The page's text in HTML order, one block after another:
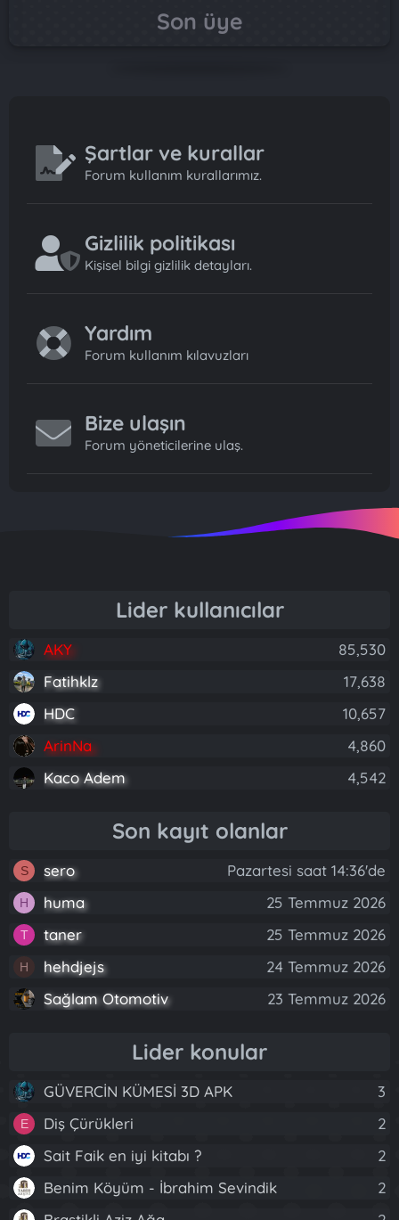
Son üye
Şartlar ve kurallar
Forum kullanım kurallarımız.
Gizlilik politikası
Kişisel bilgi gizlilik detayları.
Yardım
Forum kullanım kılavuzları
Bize ulaşın
Forum yöneticilerine ulaş.
Lider kullanıcılar
AKY
85,530
Fatihklz
17,638
HDC
10,657
ArinNa
4,860
Kaco Adem
4,542
Son kayıt olanlar
S sero Pazartesi saat 14:36'de
H huma 25 Temmuz 2026
T taner 25 Temmuz 2026
H hehdjejs
24 Temmuz 2026
Sağlam Otomotiv
23 Temmuz 2026
Lider konular
GÜVERCİN KÜMESİ 3D APK 3
E Diş Çürükleri
2
Sait Faik en iyi kitabı ?
2
Benim Köyüm - İbrahim Sevindik
2